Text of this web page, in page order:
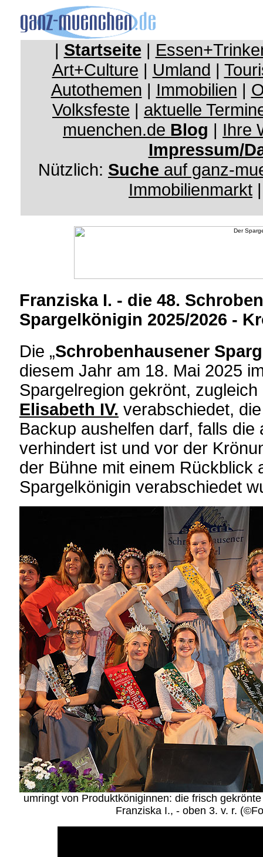
| Startseite |
Art+Culture | Umland |
Autothemen | Immobilien |
Volksfeste | aktuelle
muenchen.de Blog | Ihre
Impressum/
Nützlich: Suche auf ganz-
Immobilienmarkt
Franziska I. - die 48.
Spargelkönigin 2025/2026 -
Die „Schrobenhausener
diesem Jahr am 18. Mai 2025
Spargelregion gekrönt,
Elisabeth IV. verabschiedet,
Backup aushelfen darf, falls die
verhindert ist und vor der
der Bühne mit einem Rückblick
Spargelkönigin verabschiedet
umringt von Produktköniginnen: die frisch
Franziska I., - oben 3. v. r.